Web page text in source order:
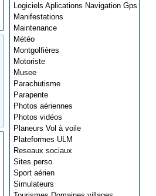
Logiciels Aplications Navigation Gps
Manifestations
Maintenance
Météo
Montgolfières
Motoriste
Musee
Parachutisme
Parapente
Photos aériennes
Photos vidéos
Planeurs Vol à voile
Plateformes ULM
Reseaux sociaux
Sites perso
Sport aérien
Simulateurs